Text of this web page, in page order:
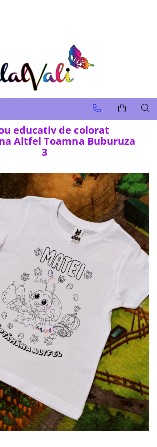
educativ de colorat
Altfel Toamna Buburuza
3